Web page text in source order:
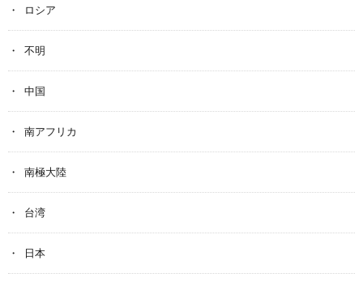
ロシア
不明
中国
南アフリカ
南極大陸
台湾
日本